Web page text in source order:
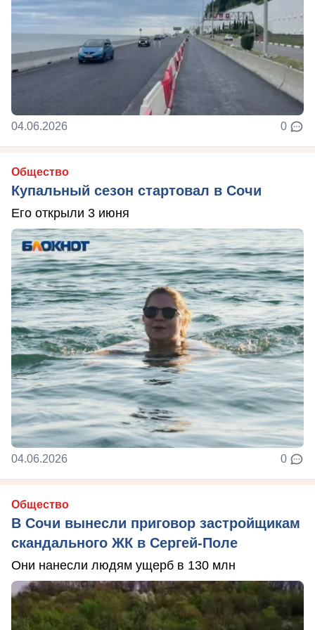
04.06.2026 0
Общество
Купальный сезон стартовал в Сочи
Его открыли 3 июня
04.06.2026 0
Общество
В Сочи вынесли приговор застройщикам
скандального ЖК в Сергей-Поле
Они нанесли людям ущерб в 130 млн